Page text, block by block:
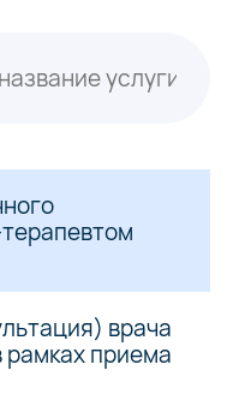
врача
рамках приема